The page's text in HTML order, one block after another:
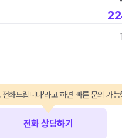
전화 상담하기
화드립니다'라고 하면 빠른 문의 가능